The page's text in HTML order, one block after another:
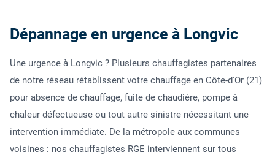
Dépannage en urgence à Longvic
Une urgence à Longvic ? Plusieurs chauffagistes partenaires
de notre réseau rétablissent votre chauffage en Côte-d'Or (21)
pour absence de chauffage, fuite de chaudière, pompe à
chaleur défectueuse ou tout autre sinistre nécessitant une
intervention immédiate. De la métropole aux communes
voisines : nos chauffagistes RGE interviennent sur tous